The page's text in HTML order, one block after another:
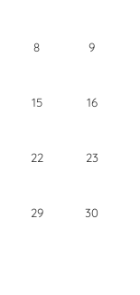
8 9
15 16
22 23
29 30